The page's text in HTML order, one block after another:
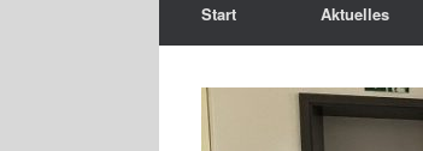
Start Aktuelles